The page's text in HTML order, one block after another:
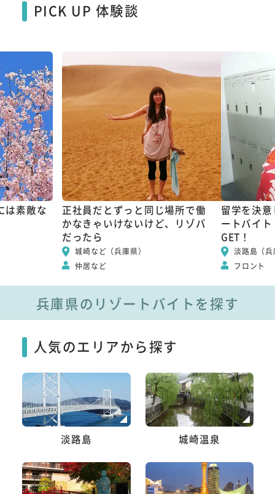
PICK UP 体験談
は素敵な
正社員だとずっと同じ場所で働
かなきゃいけないけど、リゾバ
だったら
城崎など（兵庫県）
仲居など
留学を決
ートバイ
GET！
淡路島（
フロント
兵庫県のリゾートバイトを探す
人気のエリアから探す
淡路島 城崎温泉